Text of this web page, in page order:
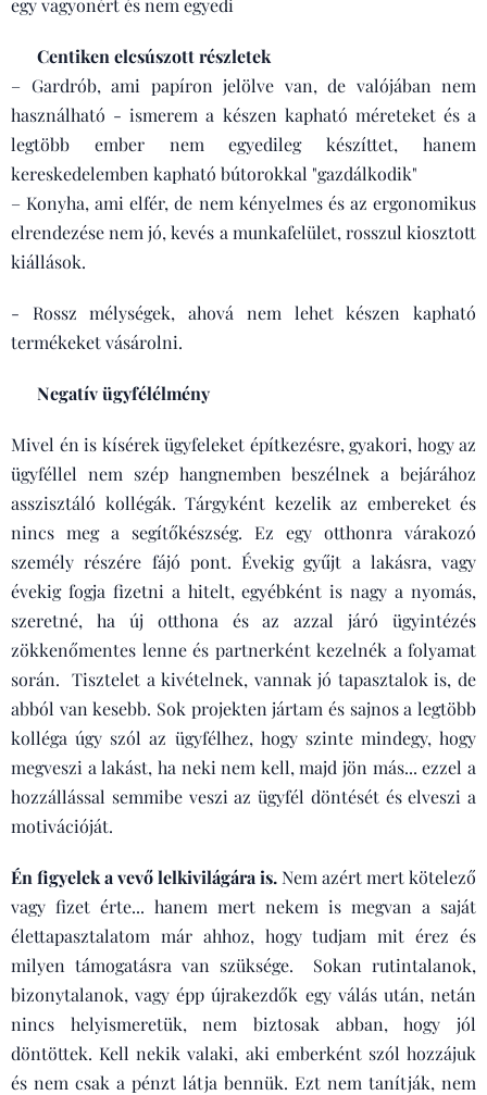
❌ Centiken elcsúszott részletek
– Gardrób, ami papíron jelölve van, de valójában nem
használható - ismerem a készen kapható méreteket és a
legtöbb ember nem egyedileg készíttet, hanem
kereskedelemben kapható bútorokkal "gazdálkodik"
– Konyha, ami elfér, de nem kényelmes és az ergonomikus
elrendezése nem jó, kevés a munkafelület, rosszul kiosztott
kiállások.
- Rossz mélységek, ahová nem lehet készen kapható
termékeket vásárolni.
❌ Negatív ügyfélélmény
Mivel én is kísérek ügyfeleket építkezésre, gyakori, hogy az
ügyféllel nem szép hangnemben beszélnek a bejárához
asszisztáló kollégák. Tárgyként kezelik az embereket és
nincs meg a segítőkészség. Ez egy otthonra várakozó
személy részére fájó pont. Évekig gyűjt a lakásra, vagy
évekig fogja fizetni a hitelt, egyébként is nagy a nyomás,
szeretné, ha új otthona és az azzal járó ügyintézés
zökkenőmentes lenne és partnerként kezelnék a folyamat
során. Tisztelet a kivételnek, vannak jó tapasztalok is, de
abból van kesebb. Sok projekten jártam és sajnos a legtöbb
kolléga úgy szól az ügyfélhez, hogy szinte mindegy, hogy
megveszi a lakást, ha neki nem kell, majd jön más... ezzel a
hozzállással semmibe veszi az ügyfél döntését és elveszi a
motivációját.
Én figyelek a vevő lelkivilágára is.Nem azért mert kötelező
vagy fizet érte... hanem mert nekem is megvan a saját
élettapasztalatom már ahhoz, hogy tudjam mit érez és
milyen támogatásra van szüksége. Sokan rutintalanok,
bizonytalanok, vagy épp újrakezdők egy válás után, netán
nincs helyismeretük, nem biztosak abban, hogy jól
döntöttek. Kell nekik valaki, aki emberként szól hozzájuk
és nem csak a pénzt látja bennük. Ezt nem tanítják, nem